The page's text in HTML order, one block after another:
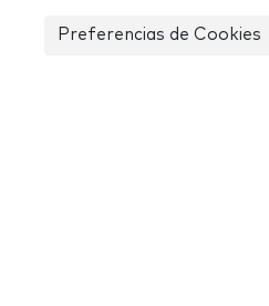
Preferencias de Cookies